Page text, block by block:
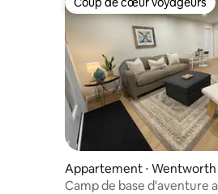
Coup de cœur voyageurs
Appartement ⋅ Wentworth
Camp de base d'aventure